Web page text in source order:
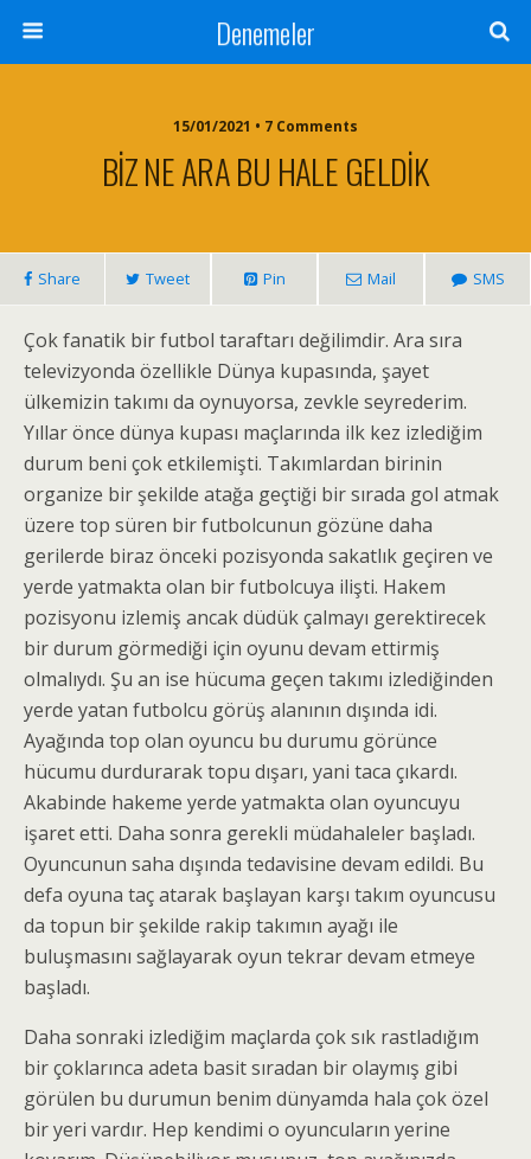
Denemeler
15/01/2021 • 7 Comments
BİZ NE ARA BU HALE GELDİK
Share Tweet Pin Mail SMS
Çok fanatik bir futbol taraftarı değilimdir. Ara sıra
televizyonda özellikle Dünya kupasında, şayet
ülkemizin takımı da oynuyorsa, zevkle seyrederim.
Yıllar önce dünya kupası maçlarında ilk kez izlediğim
durum beni çok etkilemişti. Takımlardan birinin
organize bir şekilde atağa geçtiği bir sırada gol atmak
üzere top süren bir futbolcunun gözüne daha
gerilerde biraz önceki pozisyonda sakatlık geçiren ve
yerde yatmakta olan bir futbolcuya ilişti. Hakem
pozisyonu izlemiş ancak düdük çalmayı gerektirecek
bir durum görmediği için oyunu devam ettirmiş
olmalıydı. Şu an ise hücuma geçen takımı izlediğinden
yerde yatan futbolcu görüş alanının dışında idi.
Ayağında top olan oyuncu bu durumu görünce
hücumu durdurarak topu dışarı, yani taca çıkardı.
Akabinde hakeme yerde yatmakta olan oyuncuyu
işaret etti. Daha sonra gerekli müdahaleler başladı.
Oyuncunun saha dışında tedavisine devam edildi. Bu
defa oyuna taç atarak başlayan karşı takım oyuncusu
da topun bir şekilde rakip takımın ayağı ile
buluşmasını sağlayarak oyun tekrar devam etmeye
başladı.
Daha sonraki izlediğim maçlarda çok sık rastladığım
bir çoklarınca adeta basit sıradan bir olaymış gibi
görülen bu durumun benim dünyamda hala çok özel
bir yeri vardır. Hep kendimi o oyuncuların yerine